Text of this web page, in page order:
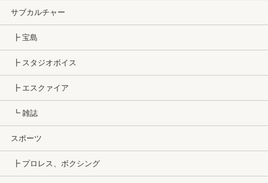
サブカルチャー
┣ 宝島
┣ スタジオボイス
┣ エスクァイア
┗ 雑誌
スポーツ
┣ プロレス、ボクシング